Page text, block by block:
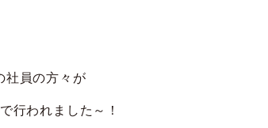
社員の方々が
行われました～！